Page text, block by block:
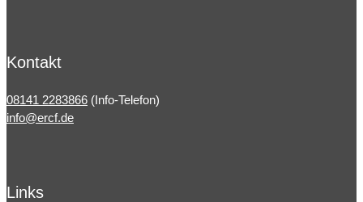
Kontakt
08141 2283866 (Info-Telefon)
info@ercf.de
Links